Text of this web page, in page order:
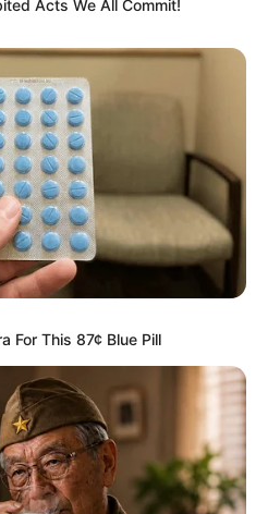
felül politikai
Tibor konklúziója szerint:
hanem valódi jogállamot
fogadnunk”.
Acts We All Commit!
For This 87¢ Blue Pill